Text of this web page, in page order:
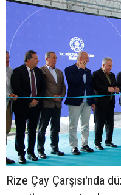
Rize Çay Çarşısı'nda